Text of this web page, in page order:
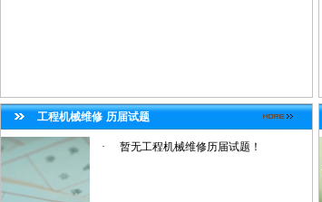
工程机械维修 历届试题
· 暂无工程机械维修历届试题！